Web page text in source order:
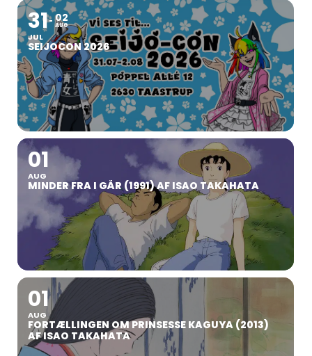
31
JUL
02
AUG
SEIJOCON 2026
01
AUG
MINDER FRA I GÅR (1991) AF ISAO TAKAHATA
01
AUG
FORTÆLLINGEN OM PRINSESSE KAGUYA (2013)
AF ISAO TAKAHATA